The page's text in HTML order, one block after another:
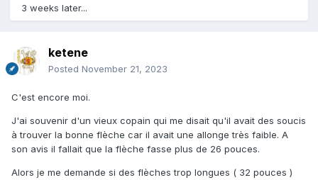
3 weeks later...
ketene
Posted November 21, 2023
C'est encore moi.
J'ai souvenir d'un vieux copain qui me disait qu'il avait des soucis
à trouver la bonne flèche car il avait une allonge très faible. A
son avis il fallait que la flèche fasse plus de 26 pouces.
Alors je me demande si des flèches trop longues ( 32 pouces )